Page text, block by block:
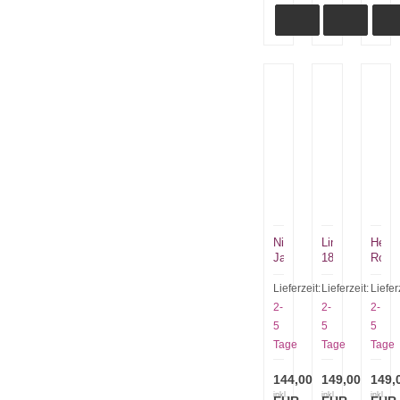
Nieto
Jagdmesser
Chaman
146-
B
Scandi
Bocote
Lieferzeit:
2-
5
Tage
144,00
inkl.
Linder
185115
Skinner
Hirschhorngriff
blauer
Karton,
Scheide,
rar!
Lieferzeit:
2-
5
Tage
149,00
inkl.
UHC
Knife
2-
5
Tage
inkl.